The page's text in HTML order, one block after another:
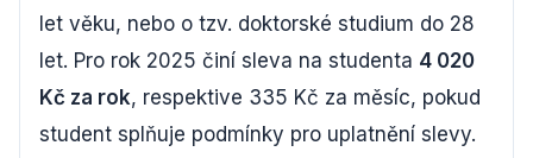
let věku, nebo o tzv. doktorské studium do 28
let. Pro rok 2025 činí sleva na studenta 4 020
Kč za rok, respektive 335 Kč za měsíc, pokud
student splňuje podmínky pro uplatnění slevy.